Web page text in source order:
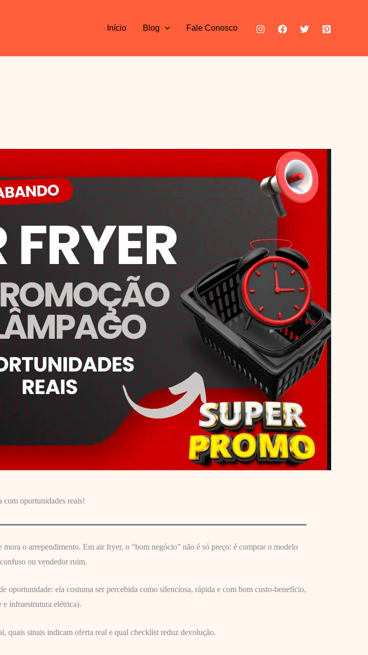
Início Blog Fale Conosco
com oportunidades reais!
o arrependimento. Em air fryer, o “bom negócio” não é só preço: é comprar o modelo
ou vendedor ruim.
ela costuma ser percebida como silenciosa, rápida e com bom custo-benefício,
e infraestrutura elétrica).
quais sinais indicam oferta real e qual checklist reduz devolução.